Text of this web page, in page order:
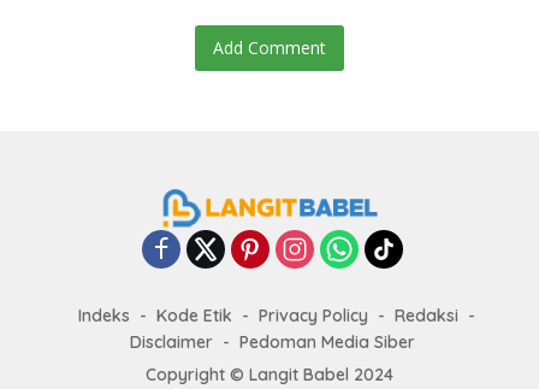
Add Comment
Indeks Kode Etik Privacy Policy
Redaksi
Disclaimer
Pedoman Media Siber
Copyright © Langit Babel 2024